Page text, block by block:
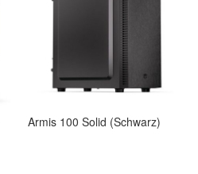
Armis 100 Solid (Schwarz)